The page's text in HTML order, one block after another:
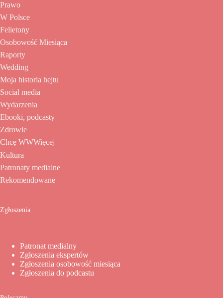
Prawo
W Polsce
Felietony
Osobowość Miesiąca
Raporty
Wedding
Moja historia hejtu
Social media
Wydarzenia
Ebooki, podcasty
Zdrowie
Chcę WWWięcej
Kultura
Patronaty medialne
Rekomendowane
Zgłoszenia
Patronat medialny
Zgłoszenia ekspertów
Zgłoszenia osobowość miesiąca
Zgłoszenia do podcastu